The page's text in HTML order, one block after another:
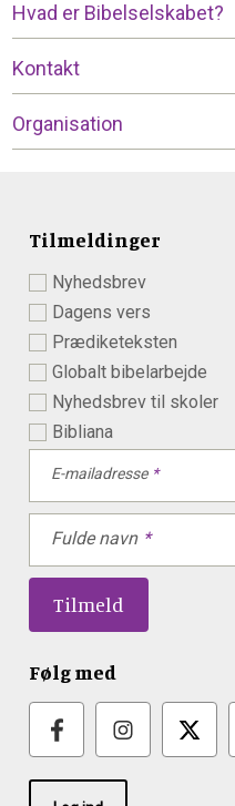
Hvad er Bibelselskabet?
Kontakt
Organisation
Tilmeldinger
Nyhedsbrev
Dagens vers
Prædiketeksten
Globalt bibelarbejde
Nyhedsbrev til skoler
Bibliana
E-mailadresse
Fulde navn
Følg med